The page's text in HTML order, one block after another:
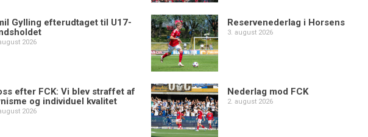
Gylling efterudtaget til U17-
2026
Reservenederlag i Horsens
3. august 2026
efter FCK: Vi blev straffet af
og individuel kvalitet
2026
Nederlag mod FCK
2. august 2026